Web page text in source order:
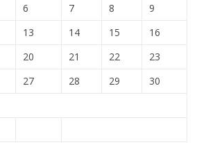
6 7 8
9
13 14 15
16
20 21 22
23
27 28 29
30